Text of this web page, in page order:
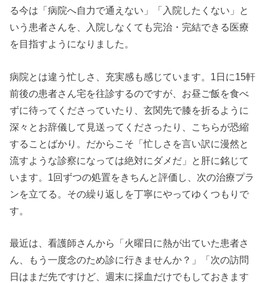
る今は「病院へ自力で通えない」「入院したくない」と
いう患者さんを、入院しなくても完治・完結できる医療
を目指すようになりました。
病院とは違う忙しさ、充実感も感じています。1日に15軒
前後の患者さん宅を往診するのですが、お昼ご飯を食べ
ずに待ってくださっていたり、玄関先で膝を折るように
深々とお辞儀して見送ってくださったり、こちらが恐縮
することばかり。だからこそ「忙しさを言い訳に漫然と
流すような診察になっては絶対にダメだ」と肝に銘じて
います。1回ずつの処置をきちんと評価し、次の治療プラ
ンを立てる。その繰り返しを丁寧にやってゆくつもりで
す。
最近は、看護師さんから「火曜日に熱が出ていた患者さ
ん、もう一度念のため診に行きませんか？」「次の訪問
日はまだ先ですけど、週末に採血だけでもしておきます